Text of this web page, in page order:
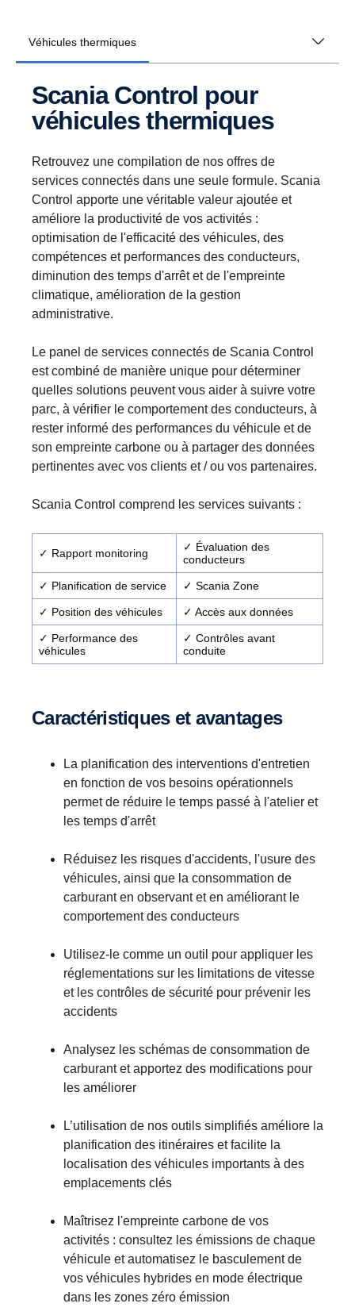
Véhicules thermiques
Scania Control pour
véhicules thermiques
Retrouvez une compilation de nos offres de
services connectés dans une seule formule. Scania
Control apporte une véritable valeur ajoutée et
améliore la productivité de vos activités :
optimisation de l'efficacité des véhicules, des
compétences et performances des conducteurs,
diminution des temps d'arrêt et de l'empreinte
climatique, amélioration de la gestion
administrative.
Le panel de services connectés de Scania Control
est combiné de manière unique pour déterminer
quelles solutions peuvent vous aider à suivre votre
parc, à vérifier le comportement des conducteurs, à
rester informé des performances du véhicule et de
son empreinte carbone ou à partager des données
pertinentes avec vos clients et / ou vos partenaires.
Scania Control comprend les services suivants :
✓ Rapport monitoring
✓ Évaluation des
conducteurs
✓ Planification de service ✓ Scania Zone
✓ Position des véhicules ✓ Accès aux données
✓ Performance des
véhicules
✓ Contrôles avant
conduite
Caractéristiques et avantages
La planification des interventions d'entretien
en fonction de vos besoins opérationnels
permet de réduire le temps passé à l'atelier et
les temps d'arrêt
Réduisez les risques d'accidents, l'usure des
véhicules, ainsi que la consommation de
carburant en observant et en améliorant le
comportement des conducteurs
Utilisez-le comme un outil pour appliquer les
réglementations sur les limitations de vitesse
et les contrôles de sécurité pour prévenir les
accidents
Analysez les schémas de consommation de
carburant et apportez des modifications pour
les améliorer
L’utilisation de nos outils simplifiés améliore la
planification des itinéraires et facilite la
localisation des véhicules importants à des
emplacements clés
Maîtrisez l'empreinte carbone de vos
activités : consultez les émissions de chaque
véhicule et automatisez le basculement de
vos véhicules hybrides en mode électrique
dans les zones zéro émission